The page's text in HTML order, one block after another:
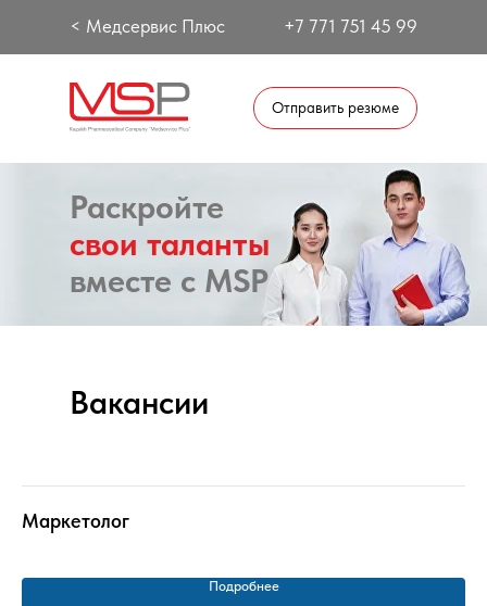
+7 771 751 45 99
< Медсервис Плюс
Отправить резюме
Раскройте
свои таланты
вместе с MSP
Вакансии
Маркетолог
Подробнее